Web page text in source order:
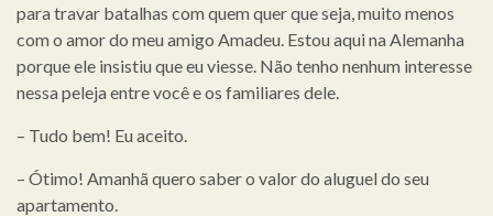
para travar batalhas com quem quer que seja, muito menos
com o amor do meu amigo Amadeu. Estou aqui na Alemanha
porque ele insistiu que eu viesse. Não tenho nenhum interesse
nessa peleja entre você e os familiares dele.
– Tudo bem! Eu aceito.
– Ótimo! Amanhã quero saber o valor do aluguel do seu
apartamento.